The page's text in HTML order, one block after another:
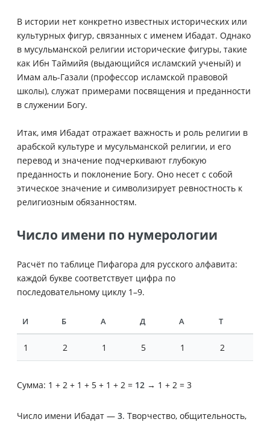
В истории нет конкретно известных исторических или
культурных фигур, связанных с именем Ибадат. Однако
в мусульманской религии исторические фигуры, такие
как Ибн Таймийя (выдающийся исламский ученый) и
Имам аль-Газали (профессор исламской правовой
школы), служат примерами посвящения и преданности
в служении Богу.
Итак, имя Ибадат отражает важность и роль религии в
арабской культуре и мусульманской религии, и его
перевод и значение подчеркивают глубокую
преданность и поклонение Богу. Оно несет с собой
этическое значение и символизирует ревностность к
религиозным обязанностям.
Число имени по нумерологии
Расчёт по таблице Пифагора для русского алфавита:
каждой букве соответствует цифра по
последовательному циклу 1–9.
И Б А Д А Т
1 2 1 5 1 2
Сумма: 1 + 2 + 1 + 5 + 1 + 2 = 12 → 1 + 2 = 3
Число имени Ибадат — 3. Творчество, общительность,